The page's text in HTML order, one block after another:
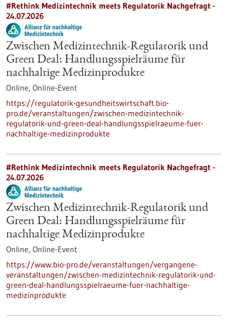
#Rethink Medizintechnik meets Regulatorik Nachgefragt -
24.07.2026
Zwischen Medizintechnik-Regulatorik und
Green Deal: Handlungsspielräume für
nachhaltige Medizinprodukte
Online, Online-Event
https://regulatorik-gesundheitswirtschaft.bio-
pro.de/veranstaltungen/zwischen-medizintechnik-
regulatorik-und-green-deal-handlungsspielraeume-fuer-
nachhaltige-medizinprodukte
#Rethink Medizintechnik meets Regulatorik Nachgefragt -
24.07.2026
Zwischen Medizintechnik-Regulatorik und
Green Deal: Handlungsspielräume für
nachhaltige Medizinprodukte
Online, Online-Event
https://www.bio-pro.de/veranstaltungen/vergangene-
veranstaltungen/zwischen-medizintechnik-regulatorik-und-
green-deal-handlungsspielraeume-fuer-nachhaltige-
medizinprodukte